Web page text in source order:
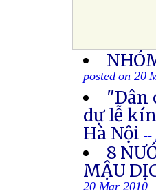
posted on 20
"Dân
dự lễ
Hà Nội--
8
MẬU
20 Mar 2010